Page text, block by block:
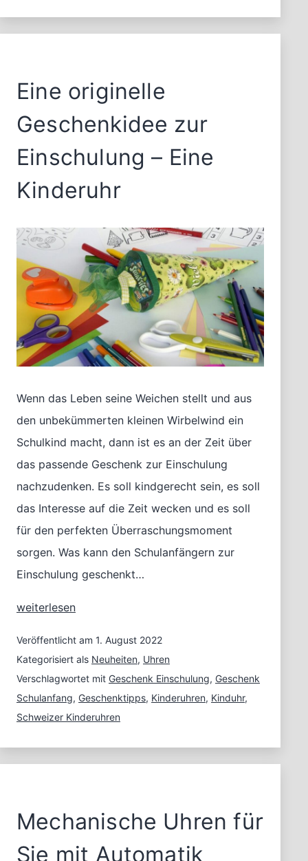
eine
Trachtenuhr
Eine originelle
Geschenkidee zur
Einschulung – Eine
Kinderuhr
Wenn das Leben seine Weichen stellt und aus
den unbekümmerten kleinen Wirbelwind ein
Schulkind macht, dann ist es an der Zeit über
das passende Geschenk zur Einschulung
nachzudenken. Es soll kindgerecht sein, es soll
das Interesse auf die Zeit wecken und es soll
für den perfekten Überraschungsmoment
sorgen. Was kann den Schulanfängern zur
Einschulung geschenkt…
Eine
Geschenkidee
zur
Einschulung
–
Kinderuhr
weiterlesen
Veröffentlicht am 1. August 2022
Kategorisiert als Neuheiten, Uhren
Verschlagwortet mit Geschenk Einschulung, Geschenk
Schulanfang, Geschenktipps, Kinderuhren, Kinduhr,
Schweizer Kinderuhren
Mechanische Uhren für
Sie mit Automatik